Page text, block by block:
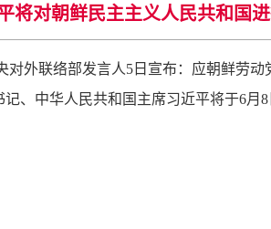
将对朝鲜民主主义人民共和国
对外联络部发言人5日宣布：应朝鲜劳
、中华人民共和国主席习近平将于6月